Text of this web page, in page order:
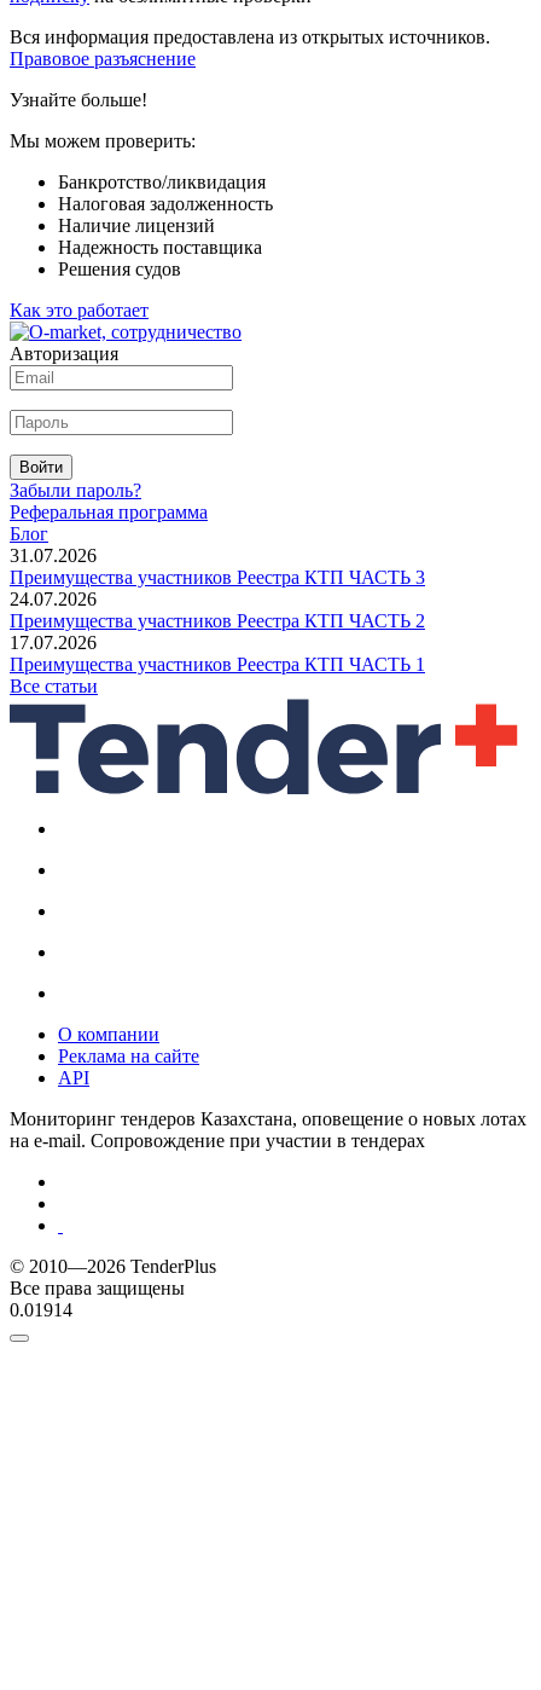
Вся информация предоставлена из открытых источников.
Правовое разъяснение
Узнайте больше!
Мы можем проверить:
Банкротство/ликвидация
Налоговая задолженность
Наличие лицензий
Надежность поставщика
Решения судов
Как это работает
Авторизация
Войти
Забыли пароль?
Реферальная программа
Блог
31.07.2026
Преимущества участников Реестра КТП ЧАСТЬ 3
24.07.2026
Преимущества участников Реестра КТП ЧАСТЬ 2
17.07.2026
Преимущества участников Реестра КТП ЧАСТЬ 1
Все статьи
О компании
Реклама на сайте
API
Мониторинг тендеров Казахстана, оповещение о новых лотах
на e-mail. Сопровождение при участии в тендерах
© 2010—2026 TenderPlus
Все права защищены
0.01914